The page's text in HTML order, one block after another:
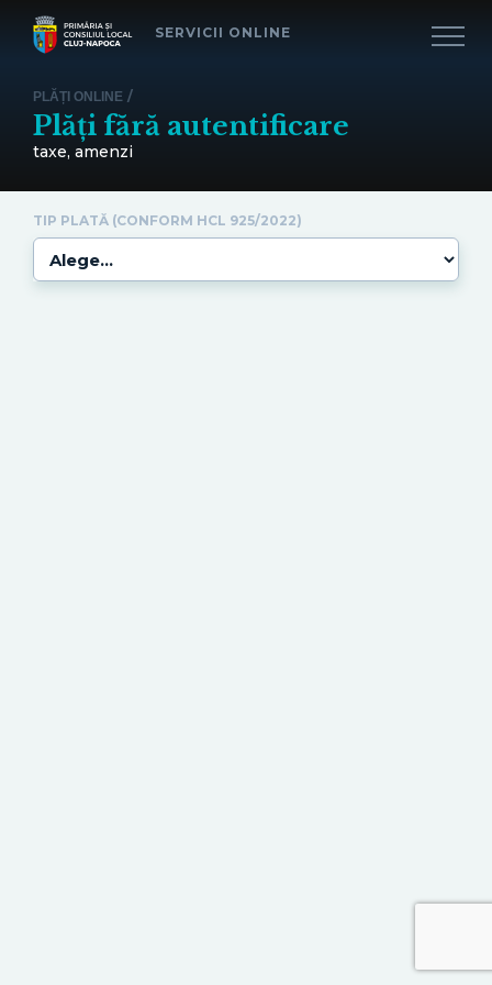
SERVICII ONLINE
PLĂȚI ONLINE /
Plăți fără autentificare
taxe, amenzi
TIP PLATĂ (CONFORM HCL 925/2022)